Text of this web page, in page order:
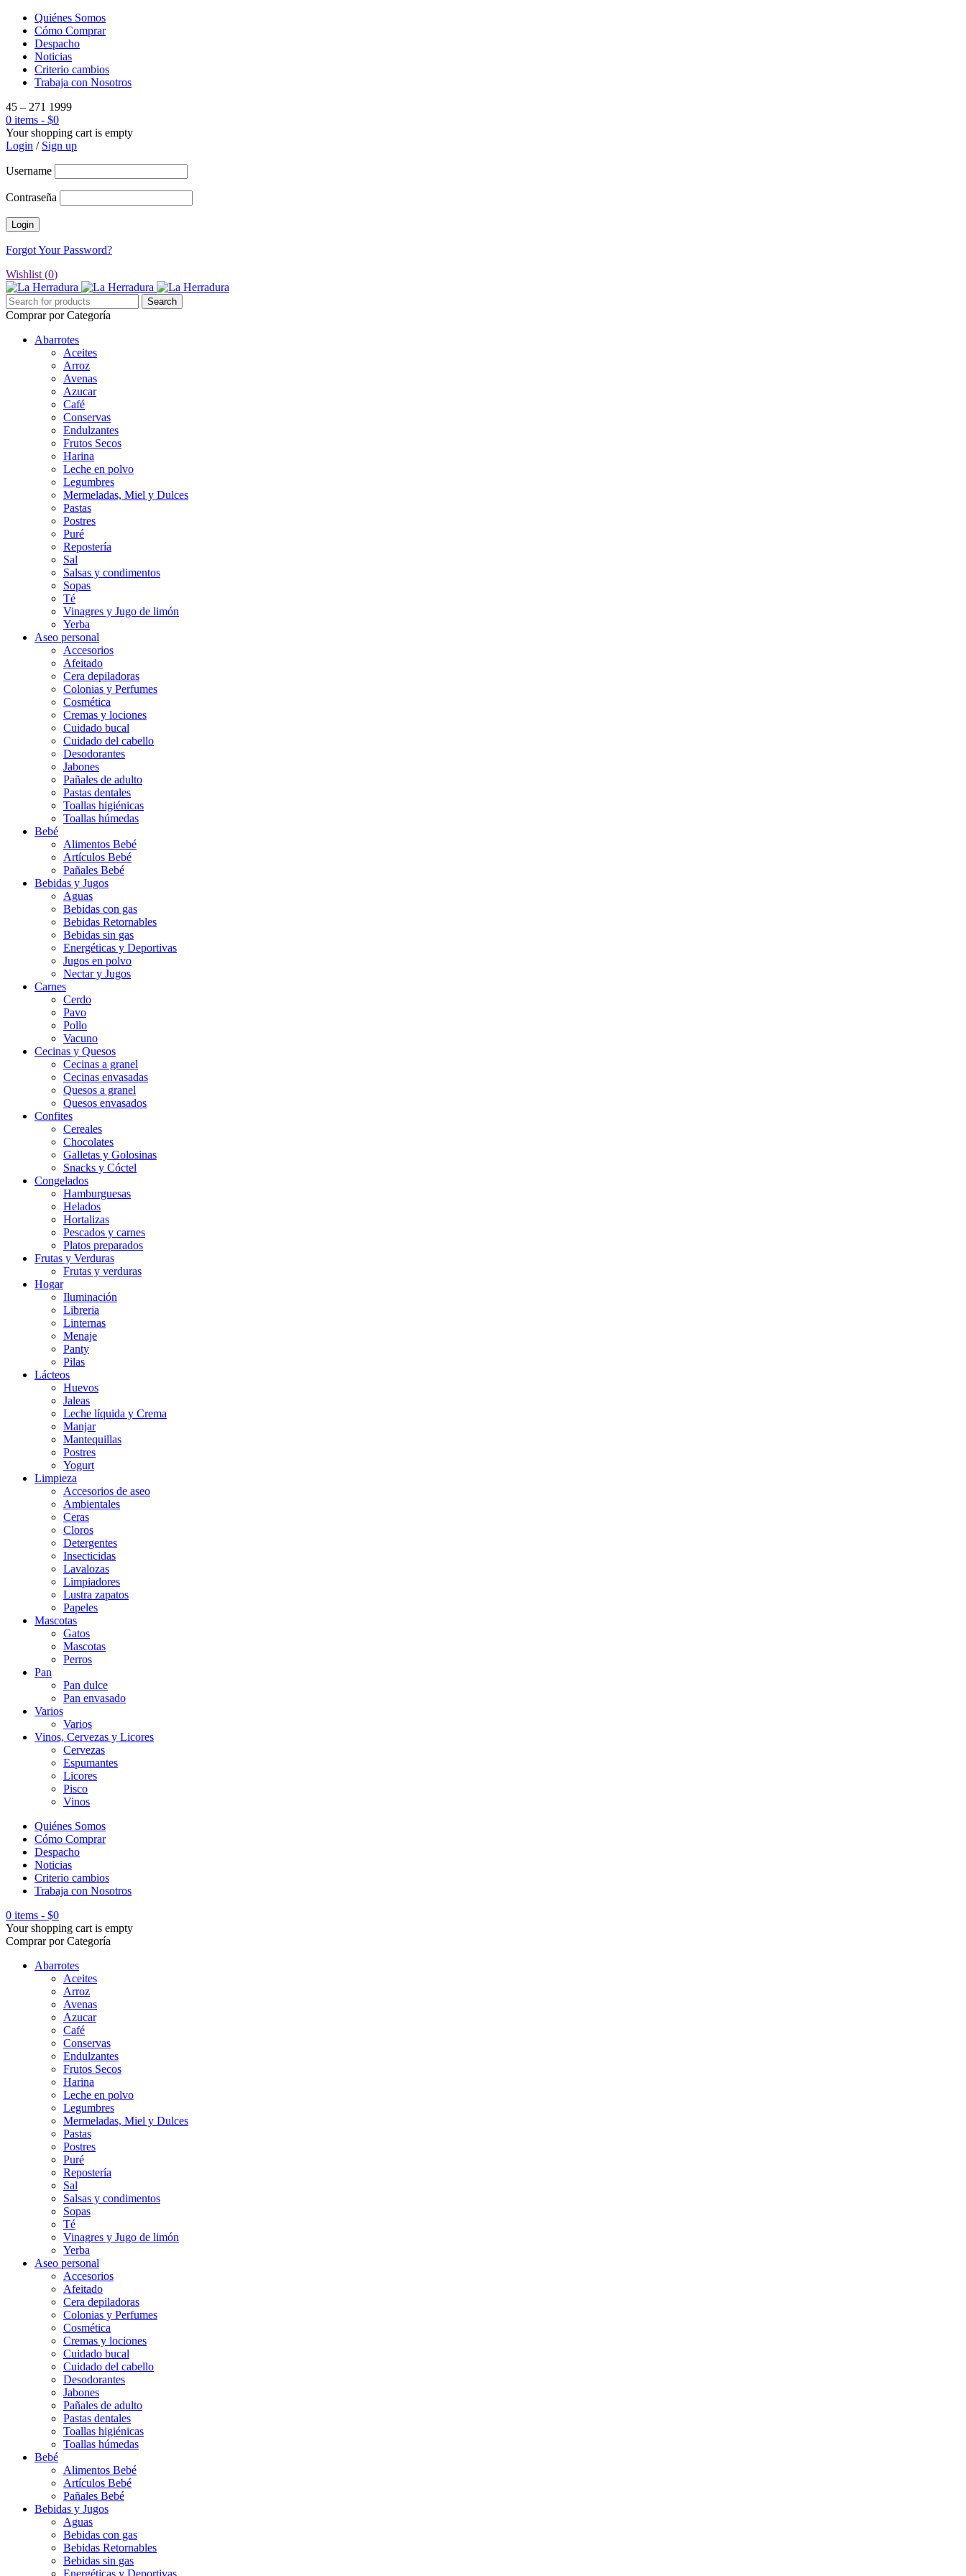
Quiénes Somos
Cómo Comprar
Despacho
Noticias
Criterio cambios
Trabaja con Nosotros
45 – 271 1999
0 items - $0
Your shopping cart is empty
Login / Sign up
Username
Contraseña
Forgot Your Password?
Wishlist (0)
Comprar por Categoría
Abarrotes
Aceites
Arroz
Avenas
Azucar
Café
Conservas
Endulzantes
Frutos Secos
Harina
Leche en polvo
Legumbres
Mermeladas, Miel y Dulces
Pastas
Postres
Puré
Repostería
Sal
Salsas y condimentos
Sopas
Té
Vinagres y Jugo de limón
Yerba
Aseo personal
Accesorios
Afeitado
Cera depiladoras
Colonias y Perfumes
Cosmética
Cremas y lociones
Cuidado bucal
Cuidado del cabello
Desodorantes
Jabones
Pañales de adulto
Pastas dentales
Toallas higiénicas
Toallas húmedas
Bebé
Alimentos Bebé
Artículos Bebé
Pañales Bebé
Bebidas y Jugos
Aguas
Bebidas con gas
Bebidas Retornables
Bebidas sin gas
Energéticas y Deportivas
Jugos en polvo
Nectar y Jugos
Carnes
Cerdo
Pavo
Pollo
Vacuno
Cecinas y Quesos
Cecinas a granel
Cecinas envasadas
Quesos a granel
Quesos envasados
Confites
Cereales
Chocolates
Galletas y Golosinas
Snacks y Cóctel
Congelados
Hamburguesas
Helados
Hortalizas
Pescados y carnes
Platos preparados
Frutas y Verduras
Frutas y verduras
Hogar
Iluminación
Libreria
Linternas
Menaje
Panty
Pilas
Lácteos
Huevos
Jaleas
Leche líquida y Crema
Manjar
Mantequillas
Postres
Yogurt
Limpieza
Accesorios de aseo
Ambientales
Ceras
Cloros
Detergentes
Insecticidas
Lavalozas
Limpiadores
Lustra zapatos
Papeles
Mascotas
Gatos
Mascotas
Perros
Pan
Pan dulce
Pan envasado
Varios
Varios
Vinos, Cervezas y Licores
Cervezas
Espumantes
Licores
Pisco
Vinos
Quiénes Somos
Cómo Comprar
Despacho
Noticias
Criterio cambios
Trabaja con Nosotros
0 items - $0
Your shopping cart is empty
Comprar por Categoría
Abarrotes
Aceites
Arroz
Avenas
Azucar
Café
Conservas
Endulzantes
Frutos Secos
Harina
Leche en polvo
Legumbres
Mermeladas, Miel y Dulces
Pastas
Postres
Puré
Repostería
Sal
Salsas y condimentos
Sopas
Té
Vinagres y Jugo de limón
Yerba
Aseo personal
Accesorios
Afeitado
Cera depiladoras
Colonias y Perfumes
Cosmética
Cremas y lociones
Cuidado bucal
Cuidado del cabello
Desodorantes
Jabones
Pañales de adulto
Pastas dentales
Toallas higiénicas
Toallas húmedas
Bebé
Alimentos Bebé
Artículos Bebé
Pañales Bebé
Bebidas y Jugos
Aguas
Bebidas con gas
Bebidas Retornables
Bebidas sin gas
Energéticas y Deportivas